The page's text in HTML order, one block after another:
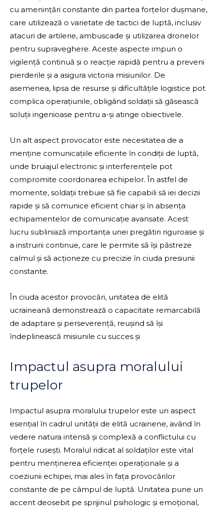
cu amenințări constante din partea forțelor dușmane,
care utilizează o varietate de tactici de luptă, inclusiv
atacuri de artilerie, ambuscade și utilizarea dronelor
pentru supraveghere. Aceste aspecte impun o
vigilență continuă și o reacție rapidă pentru a preveni
pierderile și a asigura victoria misiunilor. De
asemenea, lipsa de resurse și dificultățile logistice pot
complica operațiunile, obligând soldații să găsească
soluții ingenioase pentru a-și atinge obiectivele.
Un alt aspect provocator este necesitatea de a
menține comunicațiile eficiente în condiții de luptă,
unde bruiajul electronic și interferențele pot
compromite coordonarea echipelor. În astfel de
momente, soldații trebuie să fie capabili să iei decizii
rapide și să comunice eficient chiar și în absența
echipamentelor de comunicație avansate. Acest
lucru subliniază importanța unei pregătiri riguroase și
a instruirii continue, care le permite să își păstreze
calmul și să acționeze cu precizie în ciuda presiunii
constante.
În ciuda acestor provocări, unitatea de elită
ucraineană demonstrează o capacitate remarcabilă
de adaptare și perseverență, reușind să își
îndeplinească misiunile cu succes și
Impactul asupra moralului
trupelor
Impactul asupra moralului trupelor este un aspect
esențial în cadrul unității de elită ucrainene, având în
vedere natura intensă și complexă a conflictului cu
forțele rusești. Moralul ridicat al soldaților este vital
pentru menținerea eficienței operaționale și a
coeziunii echipei, mai ales în fața provocărilor
constante de pe câmpul de luptă. Unitatea pune un
accent deosebit pe sprijinul psihologic și emoțional,